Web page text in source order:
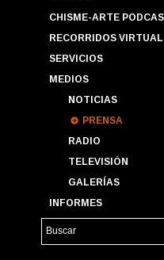
CHISME-ARTE
RECORRIDOS
SERVICIOS
MEDIOS
NOTICIAS
PRENSA
RADIO
TELEVISIÓN
GALERÍAS
INFORMES